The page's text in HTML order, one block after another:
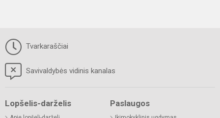
Tvarkaraščiai
Savivaldybės vidinis kanalas
Lopšelis-darželis Paslaugos